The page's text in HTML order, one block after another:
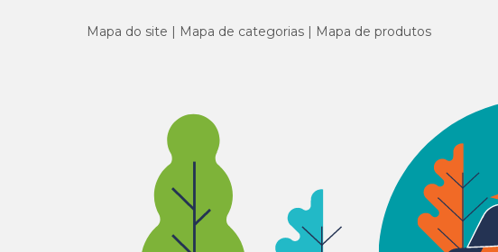
Peso do Gato
Mapa do site Mapa de categorias Mapa de produtos